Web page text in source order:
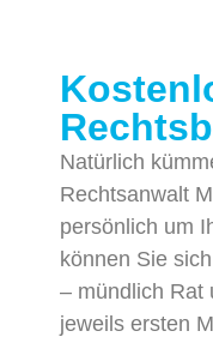
Natürlich
Rechtsanwalt
persönlich um
können Sie
– mündlich Rat
jeweils ersten